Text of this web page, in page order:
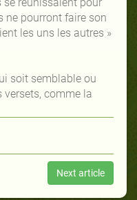
ne pourront faire son
les uns les autres »
soit semblable ou
versets, comme la
Next article